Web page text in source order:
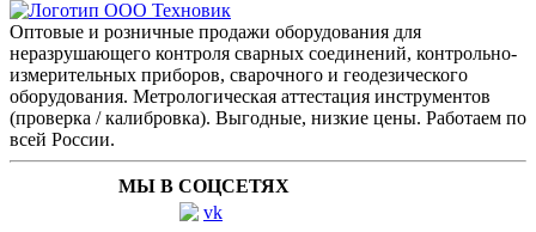
Оптовые и розничные продажи оборудования для
неразрушающего контроля сварных соединений, контрольно-
измерительных приборов, сварочного и геодезического
оборудования. Метрологическая аттестация инструментов
(проверка / калибровка). Выгодные, низкие цены. Работаем по
всей России.
МЫ В СОЦСЕТЯХ